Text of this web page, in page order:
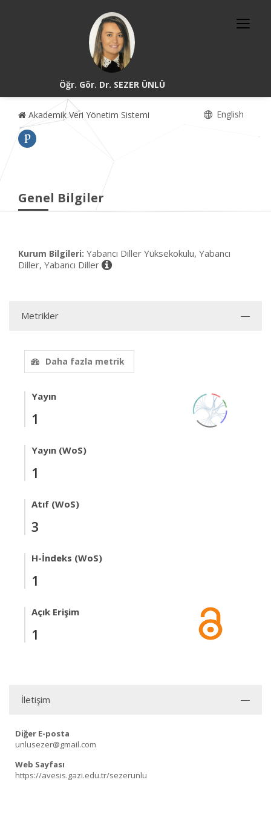
Öğr. Gör. Dr. SEZER ÜNLÜ
Akademik Veri Yönetim Sistemi English
Genel Bilgiler
Kurum Bilgileri: Yabancı Diller Yüksekokulu, Yabancı
Diller, Yabancı Diller
Metrikler
Daha fazla metrik
Yayın
1
Yayın (WoS)
1
Atıf (WoS)
3
H-İndeks (WoS)
1
Açık Erişim
1
İletişim
Diğer E-posta
unlusezer@gmail.com
Web Sayfası
https://avesis.gazi.edu.tr/sezerunlu